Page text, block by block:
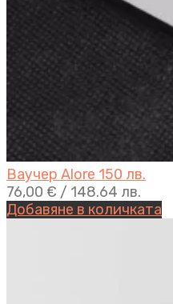
Ваучер Alore 150 лв.
76,00 € / 148.64 лв.
Добавяне в количката